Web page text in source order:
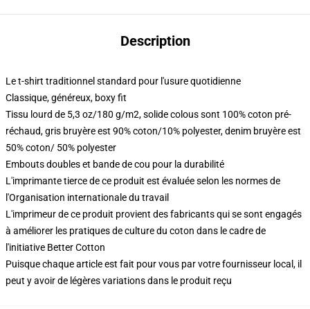
Description
Le t-shirt traditionnel standard pour l'usure quotidienne
Classique, généreux, boxy fit
Tissu lourd de 5,3 oz/180 g/m2, solide colous sont 100% coton pré-
réchaud, gris bruyère est 90% coton/10% polyester, denim bruyère est
50% coton/ 50% polyester
Embouts doubles et bande de cou pour la durabilité
L'imprimante tierce de ce produit est évaluée selon les normes de
l'Organisation internationale du travail
L'imprimeur de ce produit provient des fabricants qui se sont engagés
à améliorer les pratiques de culture du coton dans le cadre de
l'initiative Better Cotton
Puisque chaque article est fait pour vous par votre fournisseur local, il
peut y avoir de légères variations dans le produit reçu